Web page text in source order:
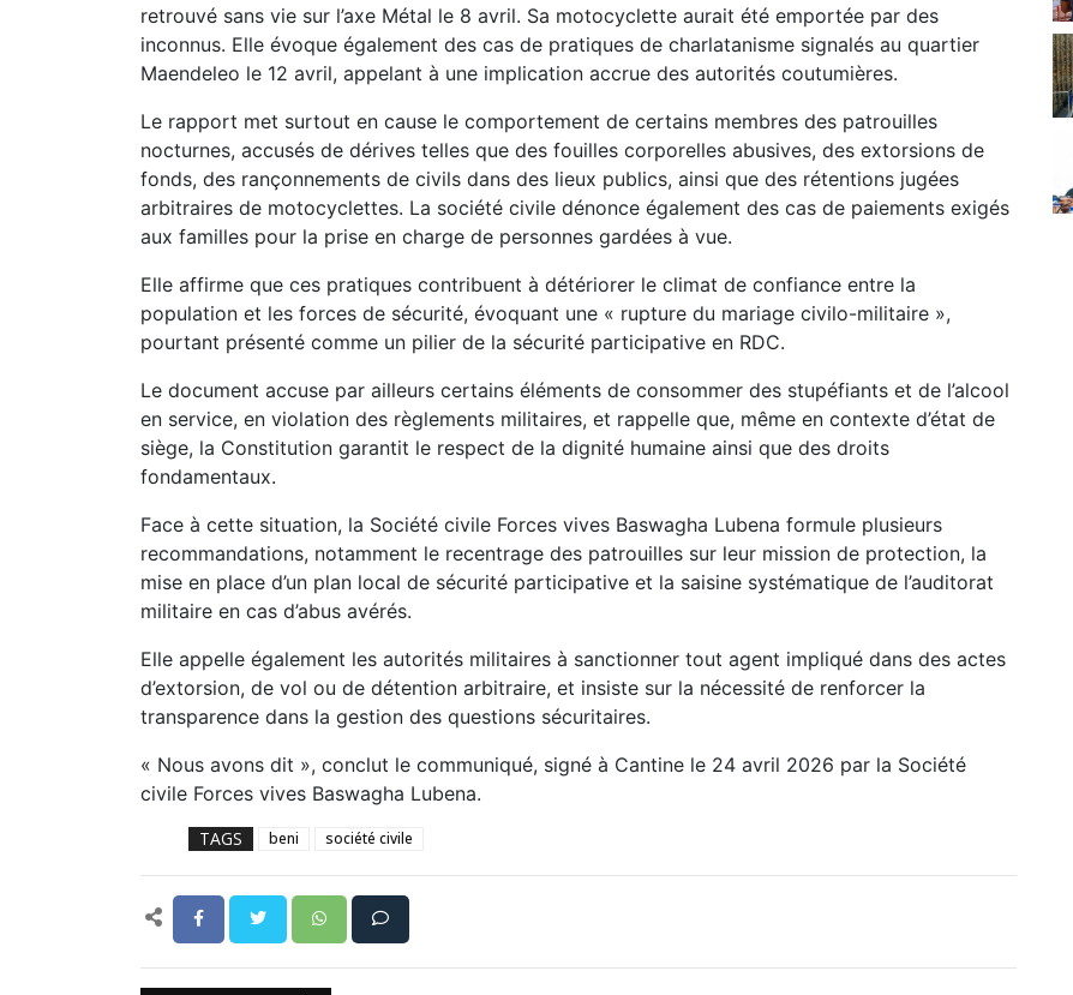
retrouvé sans vie sur l’axe Métal le 8 avril. Sa motocyclette aurait été emportée par des
inconnus. Elle évoque également des cas de pratiques de charlatanisme signalés au quartier
Maendeleo le 12 avril, appelant à une implication accrue des autorités coutumières.
Le rapport met surtout en cause le comportement de certains membres des patrouilles
nocturnes, accusés de dérives telles que des fouilles corporelles abusives, des extorsions de
fonds, des rançonnements de civils dans des lieux publics, ainsi que des rétentions jugées
arbitraires de motocyclettes. La société civile dénonce également des cas de paiements exigés
aux familles pour la prise en charge de personnes gardées à vue.
Elle affirme que ces pratiques contribuent à détériorer le climat de confiance entre la
population et les forces de sécurité, évoquant une « rupture du mariage civilo-militaire »,
pourtant présenté comme un pilier de la sécurité participative en RDC.
Le document accuse par ailleurs certains éléments de consommer des stupéfiants et de l’alcool
en service, en violation des règlements militaires, et rappelle que, même en contexte d’état de
siège, la Constitution garantit le respect de la dignité humaine ainsi que des droits
fondamentaux.
Face à cette situation, la Société civile Forces vives Baswagha Lubena formule plusieurs
recommandations, notamment le recentrage des patrouilles sur leur mission de protection, la
mise en place d’un plan local de sécurité participative et la saisine systématique de l’auditorat
militaire en cas d’abus avérés.
Elle appelle également les autorités militaires à sanctionner tout agent impliqué dans des actes
d’extorsion, de vol ou de détention arbitraire, et insiste sur la nécessité de renforcer la
transparence dans la gestion des questions sécuritaires.
« Nous avons dit », conclut le communiqué, signé à Cantine le 24 avril 2026 par la Société
civile Forces vives Baswagha Lubena.
TAGS beni société civile